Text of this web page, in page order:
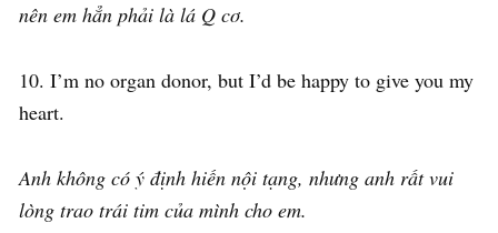
nên em hẳn phải là lá Q cơ.
10. I’m no organ donor, but I’d be happy to give you my
heart.
Anh không có ý định hiến nội tạng, nhưng anh rất vui
lòng trao trái tim của mình cho em.